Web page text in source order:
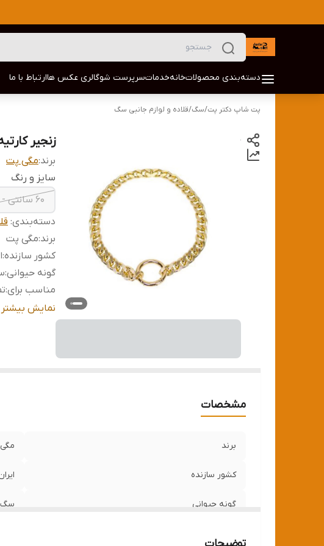
دسته‌بندی محصولاتخانهخدماتسرپرست شوگالری عکس هاارتباط با ما
پت شاپ دکتر پت/سگ/قلاده و لوازم جانبی سگ
زنجیر
برند:مگی پت
سایز و رنگ
۶۰ سانتی - طلایی
دسته‌بندی:
برند:مگی پت
کشور سازنده:
گونه حیوانی:
مناسب برای:
وزن:۱۵۰ الی ۲۰۰ گرم
نمایش بیشتر
مشخصات
برند
کشور سازنده
گونه حیوانی سگ